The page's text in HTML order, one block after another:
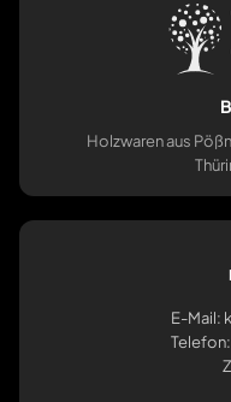
Holzwaren aus
E-Mail: